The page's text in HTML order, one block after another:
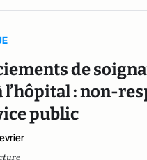
de
l’hôpital : non-
public